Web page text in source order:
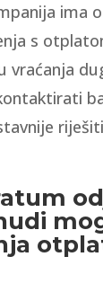
ima
s
vraćanja